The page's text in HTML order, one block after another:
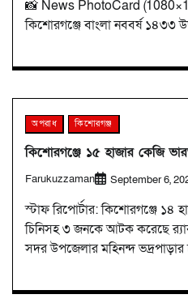
📸 News PhotoCard
কিশোরগঞ্জে বাংলা নববর্ষ ১৪৩৩
অপরাধ কিশোরগঞ্জ
কিশোরগঞ্জে ১৫ হাজার কেজি
Farukuzzaman September 6,
স্টাফ রিপোর্টার: কিশোরগঞ্জে ১৪
চিনিসহ ৩ জনকে আটক করেছে
সদর উপজেলার মহিনন্দ